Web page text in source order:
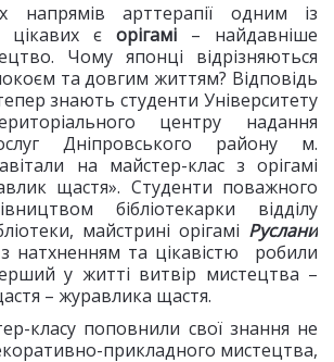
напрямів арттерапії одним із
цікавих є орігамі – найдавніше
Чому японці відрізняються
та довгим життям? Відповідь
знають студенти Університету
центру надання
Дніпровського району м.
на майстер-клас з орігамі
щастя». Студенти поважного
бібліотекарки відділу
майстрині орігамі Руслани
та цікавістю робили
у житті витвір мистецтва –
– журавлика щастя.
класу поповнили свої знання не
прикладного мистецтва,